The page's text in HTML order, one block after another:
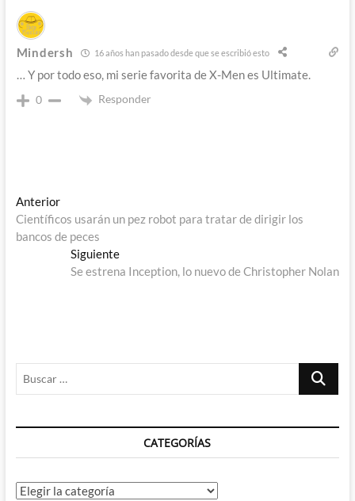
Mindersh 16 años han pasado desde que se escribió esto
… Y por todo eso, mi serie favorita de X-Men es Ultimate.
0 Responder
Navegación
de
entradas
AnteriorEntrada
anterior:
Científicos usarán un pez robot para tratar de dirigir los
bancos de peces
SiguienteEntrada
siguiente:
Se estrena Inception, lo nuevo de Christopher Nolan
Buscar
CATEGORÍAS
Categorías